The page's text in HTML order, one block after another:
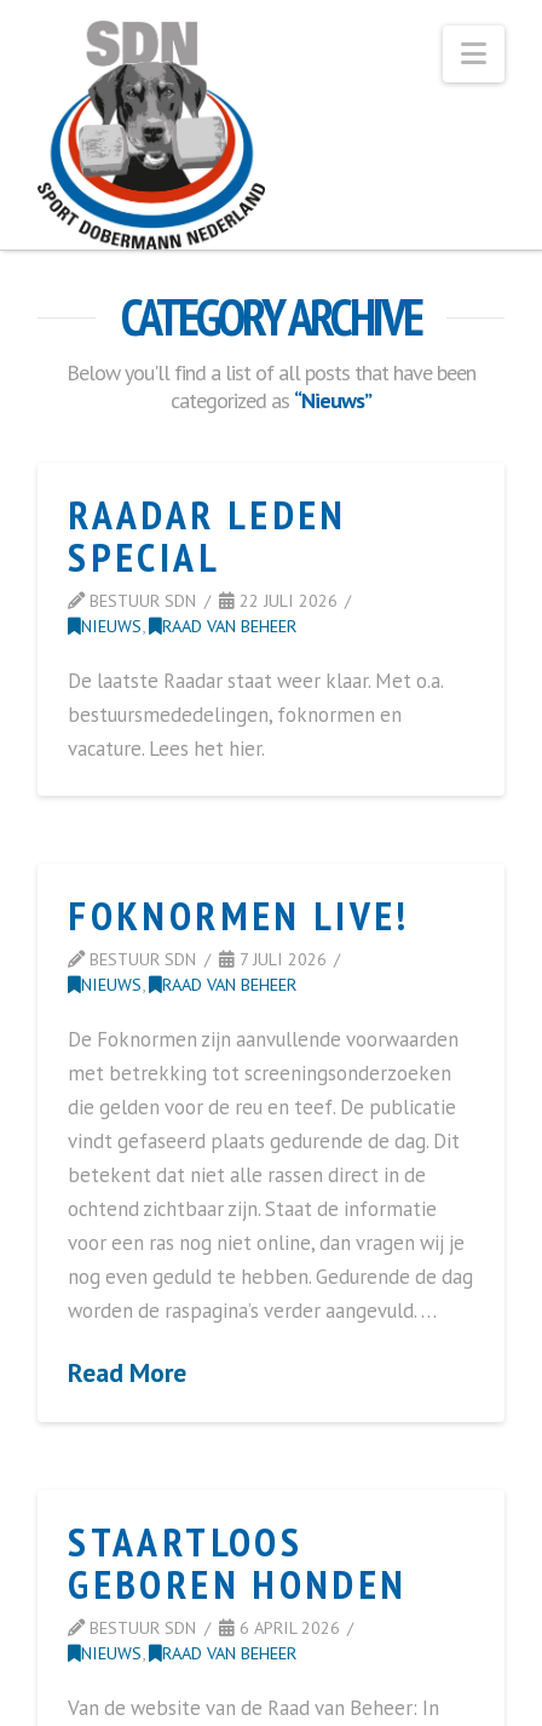
CATEGORY ARCHIVE
Below you'll find a list of all posts that have been
categorized as “Nieuws”
RAADAR LEDEN
SPECIAL
BESTUUR SDN
22 JULI 2026
NIEUWS, RAAD VAN BEHEER
De laatste Raadar staat weer klaar. Met o.a.
bestuursmededelingen, foknormen en
vacature. Lees het hier.
FOKNORMEN LIVE!
BESTUUR SDN
7 JULI 2026
NIEUWS, RAAD VAN BEHEER
De Foknormen zijn aanvullende voorwaarden
met betrekking tot screeningsonderzoeken
die gelden voor de reu en teef. De publicatie
vindt gefaseerd plaats gedurende de dag. Dit
betekent dat niet alle rassen direct in de
ochtend zichtbaar zijn. Staat de informatie
voor een ras nog niet online, dan vragen wij je
nog even geduld te hebben. Gedurende de dag
worden de raspagina’s verder aangevuld. …
Read More
STAARTLOOS
GEBOREN HONDEN
BESTUUR SDN
6 APRIL 2026
NIEUWS, RAAD VAN BEHEER
Van de website van de Raad van Beheer: In